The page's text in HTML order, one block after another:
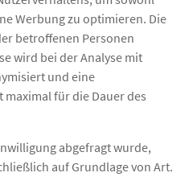
Werbung zu optimieren. Die
betroffenen Personen
wird bei der Analyse mit
und eine
für die Dauer des
abgefragt wurde,
auf Grundlage von Art.